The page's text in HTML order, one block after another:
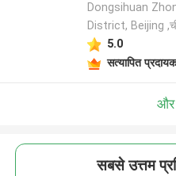
Dongsihuan
District, Beijing
5.0
सत्यापित प्रदायक
और
सबसे उत्तम